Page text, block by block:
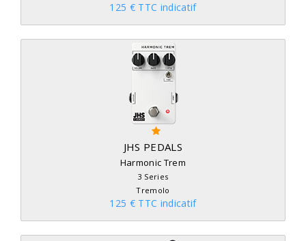
125 € TTC indicatif
JHS PEDALS
Harmonic Trem
3 Series
Tremolo
125 € TTC indicatif